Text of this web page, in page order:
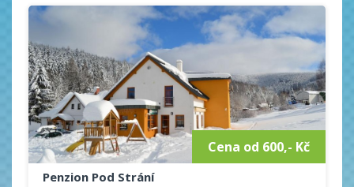
Cena od 600,- Kč
Penzion Pod Strání